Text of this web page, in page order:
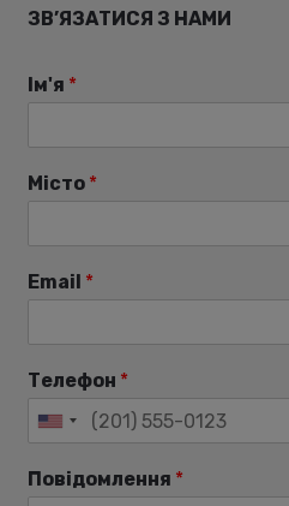
ЗВ’ЯЗАТИСЯ З НАМИ
Ім'я *
Місто *
Email *
Телефон *
Повідомлення *